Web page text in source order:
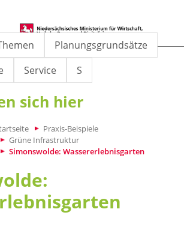
Planungsgrundsätze
Service S
sich hier
Praxis-Beispiele
Grüne Infrastruktur
Simonswolde: Wassererlebnisgarten